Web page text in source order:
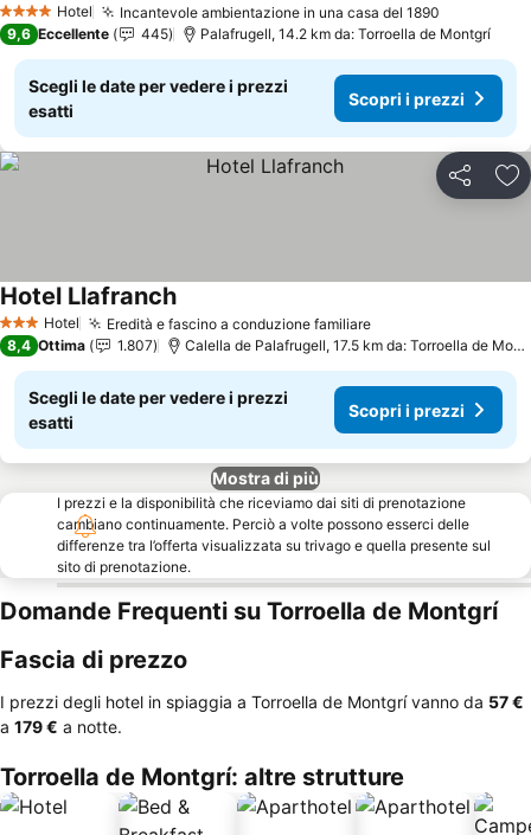
4 Stelle Hotel Incantevole ambientazione in una casa del 1890
9,6 Eccellente 445 Palafrugell, 14.2 km da: Torroella de Montgrí
Scegli le date per vedere i prezzi
esatti
Scopri i prezzi
Condividi
3 StelleHotel Eredità e fascino a conduzione familiareScopri i prezzi
Hotel LlafranchScopri i prezzi
8,4 Ottima 1.807 Calella de Palafrugell, 17.5 km da: Torroella de
Scegli le date per vedere i prezzi
esatti
Scopri i prezzi
Mostra di più
I prezzi e la disponibilità che riceviamo dai siti di prenotazione
cambiano continuamente. Perciò a volte possono esserci delle
differenze tra l’offerta visualizzata su trivago e quella presente sul
sito di prenotazione.
Domande Frequenti su Torroella de Montgrí
Fascia di prezzo
I prezzi degli hotel in spiaggia a Torroella de Montgrí vanno da ‎57 €
a ‎179 € a notte.
Torroella de Montgrí: altre strutture